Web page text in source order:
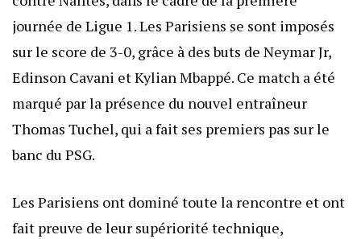
journée de Ligue 1. Les Parisiens se sont imposés
sur le score de 3-0, grâce à des buts de Neymar Jr,
Edinson Cavani et Kylian Mbappé. Ce match a été
marqué par la présence du nouvel entraîneur
Thomas Tuchel, qui a fait ses premiers pas sur le
banc du PSG.
Les Parisiens ont dominé toute la rencontre et ont
fait preuve de leur supériorité technique,